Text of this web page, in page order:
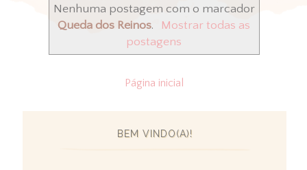
Nenhuma postagem com o marcador
Queda dos Reinos.
Mostrar todas as
postagens
Página inicial
BEM VINDO(A)!